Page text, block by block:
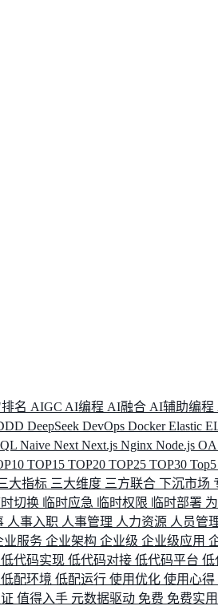
名 AIGC AI编程 AI融合 AI辅助编程
DeepSeek DevOps DockerElastic
Naive Next Next.js Nginx Node.js OA
TOP15 TOP20 TOP25 TOP30 Top5
大指标 三大维度 三方联合 下沉市场
时切换 临时应急 临时权限 临时部署
人事入职 人事管理 人力资源 人员管
业服务 企业架构 企业级 企业级应用
低代码实现 低代码对接 低代码平台 低
低配环境 低配运行 使用优化 使用心得
值得入手 元数据驱动 免费 免费实用